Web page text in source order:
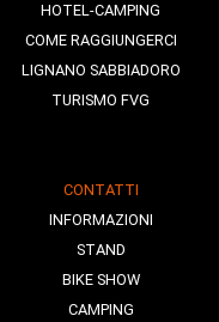
HOTEL-CAMPING
COME RAGGIUNGERCI
LIGNANO SABBIADORO
TURISMO FVG
CONTATTI
INFORMAZIONI
STAND
BIKE SHOW
CAMPING